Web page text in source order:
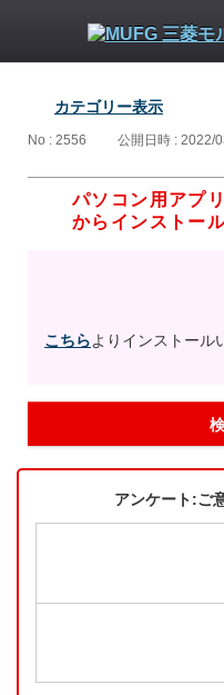
カテゴリー表示
No : 2556 公開日時 : 2022/
パソコン用アプ
からインストー
こちらよりインストール
アンケート:ご